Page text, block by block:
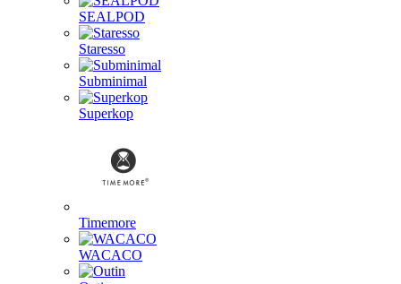
SEALPOD
Staresso
Subminimal
Superkop
Timemore
WACACO